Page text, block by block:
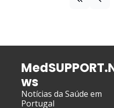
ws
Notícias da Saúde em
Portugal